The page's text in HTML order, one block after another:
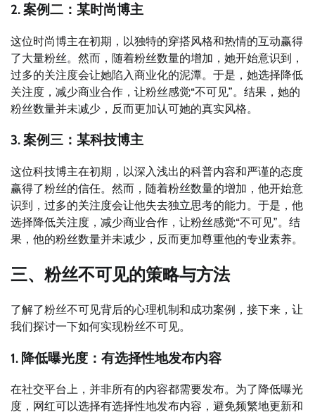
2. 案例二：某时尚博主
这位时尚博主在初期，以独特的穿搭风格和热情的互动赢得
了大量粉丝。然而，随着粉丝数量的增加，她开始意识到，
过多的关注度会让她陷入商业化的泥潭。于是，她选择降低
关注度，减少商业合作，让粉丝感觉“不可见”。结果，她的
粉丝数量并未减少，反而更加认可她的真实风格。
3. 案例三：某科技博主
这位科技博主在初期，以深入浅出的科普内容和严谨的态度
赢得了粉丝的信任。然而，随着粉丝数量的增加，他开始意
识到，过多的关注度会让他失去独立思考的能力。于是，他
选择降低关注度，减少商业合作，让粉丝感觉“不可见”。结
果，他的粉丝数量并未减少，反而更加尊重他的专业素养。
三、粉丝不可见的策略与方法
了解了粉丝不可见背后的心理机制和成功案例，接下来，让
我们探讨一下如何实现粉丝不可见。
1. 降低曝光度：有选择性地发布内容
在社交平台上，并非所有的内容都需要发布。为了降低曝光
度，网红可以选择有选择性地发布内容，避免频繁地更新和